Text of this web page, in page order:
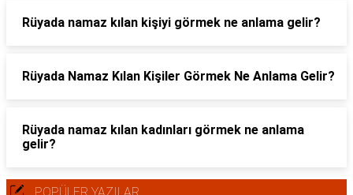
Rüyada namaz kılan kişiyi görmek ne anlama gelir?
Rüyada Namaz Kılan Kişiler Görmek Ne Anlama Gelir?
Rüyada namaz kılan kadınları görmek ne anlama
gelir?